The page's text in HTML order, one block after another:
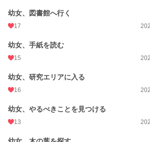
幼女、図書館へ行く
17
幼女、手紙を読む
15
幼女、研究エリアに入る
16
幼女、やるべきことを見つける
13